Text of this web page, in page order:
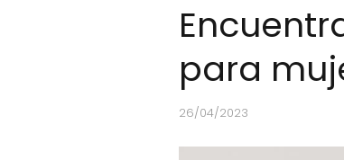
para
26/04/2023